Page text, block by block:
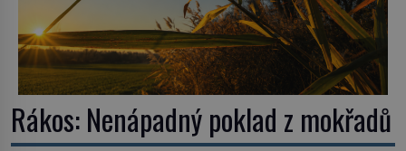
Rákos: Nenápadný poklad z mokřadů